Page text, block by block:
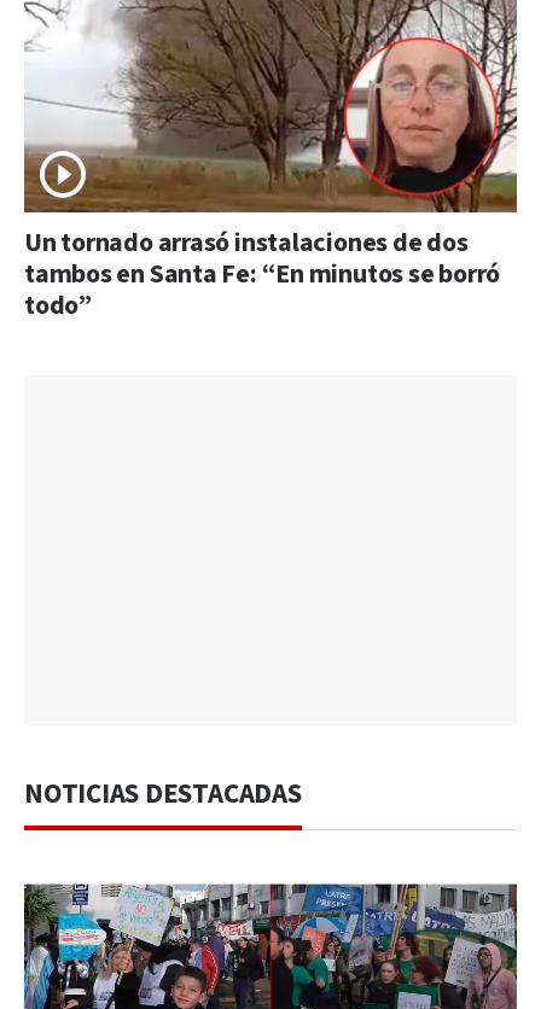
Un tornado arrasó instalaciones de dos
tambos en Santa Fe: “En minutos se borró
todo”
NOTICIAS DESTACADAS